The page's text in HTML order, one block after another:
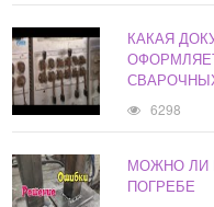
КАКАЯ
6298
МОЖНО ЛИ
ПОГРЕБЕ